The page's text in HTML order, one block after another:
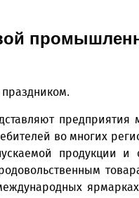
предприятия
во многих
продукции и